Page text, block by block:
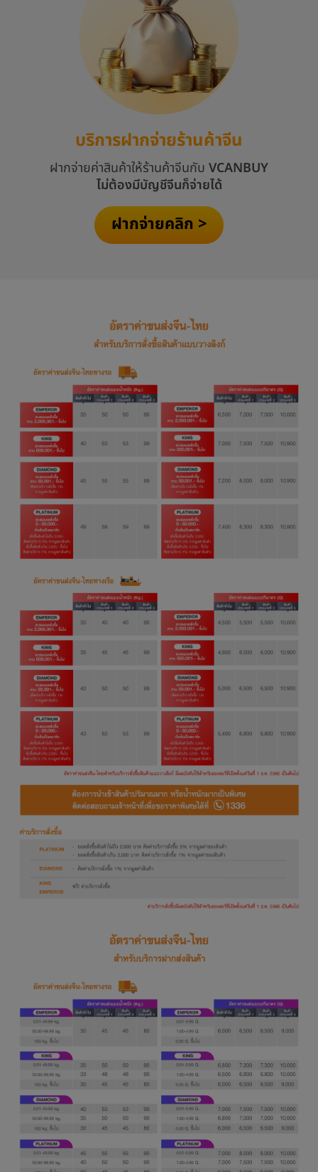
บริการฝากจ่ายร้านค้าจีน
ฝากจ่ายค่าสินค้าให้ร้านค้าจีนกับ VCANBUY
ไม่ต้องมีบัญชีจีนก็จ่ายได้
ฝากจ่ายคลิก >